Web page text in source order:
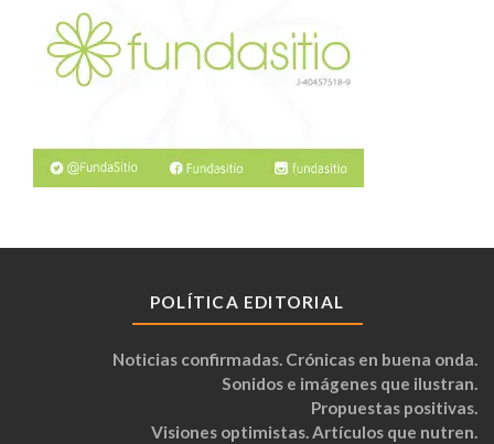
POLÍTICA EDITORIAL
Noticias confirmadas. Crónicas en buena onda.
Sonidos e imágenes que ilustran.
Propuestas positivas.
Visiones optimistas. Artículos que nutren.